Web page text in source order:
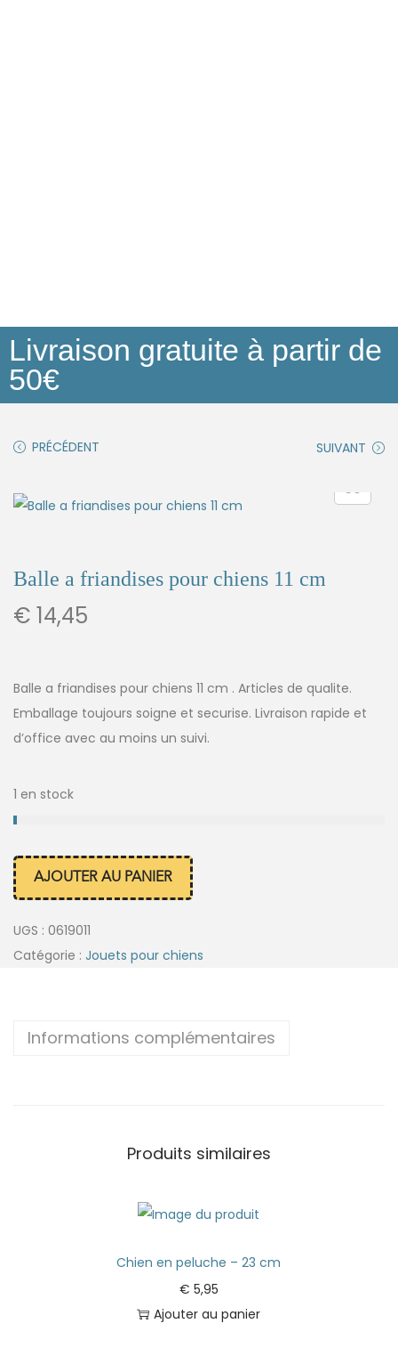
Livraison gratuite à partir de
50€
PRÉCÉDENT SUIVANT
Balle a friandises pour chiens 11 cm
€ 14,45
Balle a friandises pour chiens 11 cm . Articles de qualite.
Emballage toujours soigne et securise. Livraison rapide et
d’office avec au moins un suivi.
1 en stock
AJOUTER AU PANIER
UGS : 0619011
Catégorie : Jouets pour chiens
Informations complémentaires
Produits similaires
Chien en peluche – 23 cm
€ 5,95
Ajouter au panier